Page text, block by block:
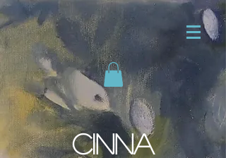
CINNA